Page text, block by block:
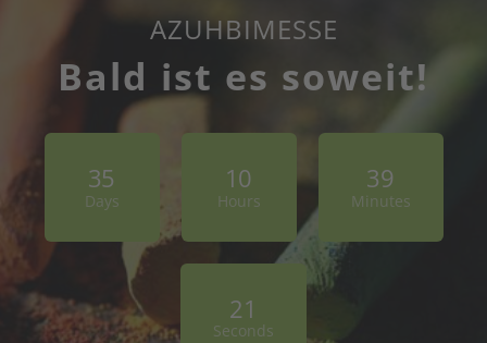
AZUHBIMESSE
Bald ist es soweit!
35
Days
10
Hours
39
Minutes
20
Seconds